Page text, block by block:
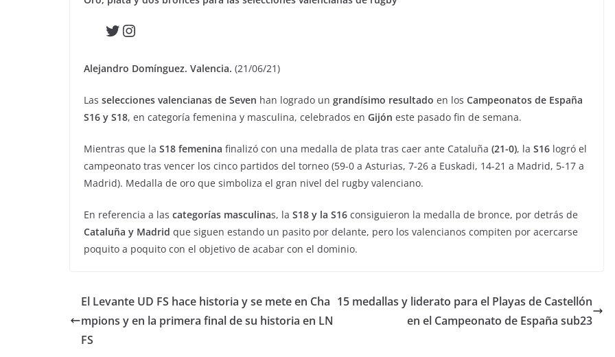
Twitter
Instagram
Alejandro Domínguez. Valencia. (21/06/21)
Las selecciones valencianas de Seven han logrado un grandísimo resultado en los Campeonatos de España
S16 y S18, en categoría femenina y masculina, celebrados en Gijón este pasado fin de semana.
Mientras que la S18 femenina finalizó con una medalla de plata tras caer ante Cataluña (21-0), la S16 logró el
campeonato tras vencer los cinco partidos del torneo (59-0 a Asturias, 7-26 a Euskadi, 14-21 a Madrid, 5-17 a
Madrid). Medalla de oro que simboliza el gran nivel del rugby valenciano.
En referencia a las categorías masculinas, la S18 y la S16 consiguieron la medalla de bronce, por detrás de
Cataluña y Madrid que siguen estando un pasito por delante, pero los valencianos compiten por acercarse
poquito a poquito con el objetivo de acabar con el dominio.
El Levante UD FS hace historia y se mete en Cha
mpions y en la primera final de su historia en LN
FS
15 medallas y liderato para el Playas de Castellón
en el Campeonato de España sub23